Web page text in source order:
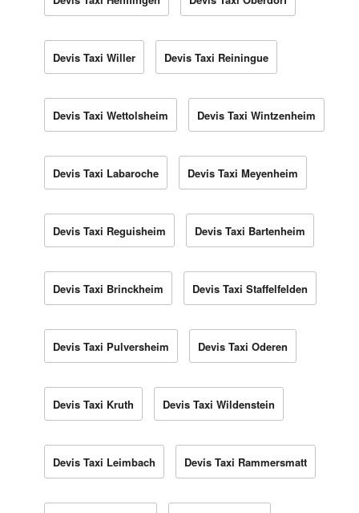
Devis Taxi Willer Devis Taxi Reiningue
Devis Taxi Wettolsheim Devis Taxi Wintzenheim
Devis Taxi Labaroche Devis Taxi Meyenheim
Devis Taxi Reguisheim Devis Taxi Bartenheim
Devis Taxi Brinckheim Devis Taxi Staffelfelden
Devis Taxi Pulversheim Devis Taxi Oderen
Devis Taxi Kruth Devis Taxi Wildenstein
Devis Taxi Leimbach Devis Taxi Rammersmatt